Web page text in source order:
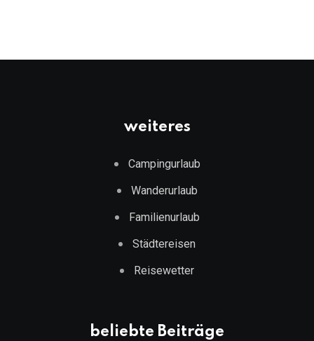
weiteres
Campingurlaub
Wanderurlaub
Familienurlaub
Städtereisen
Reisewetter
beliebte Beiträge